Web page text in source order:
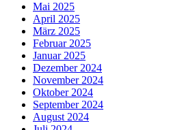
Mai 2025
April 2025
März 2025
Februar 2025
Januar 2025
Dezember 2024
November 2024
Oktober 2024
September 2024
August 2024